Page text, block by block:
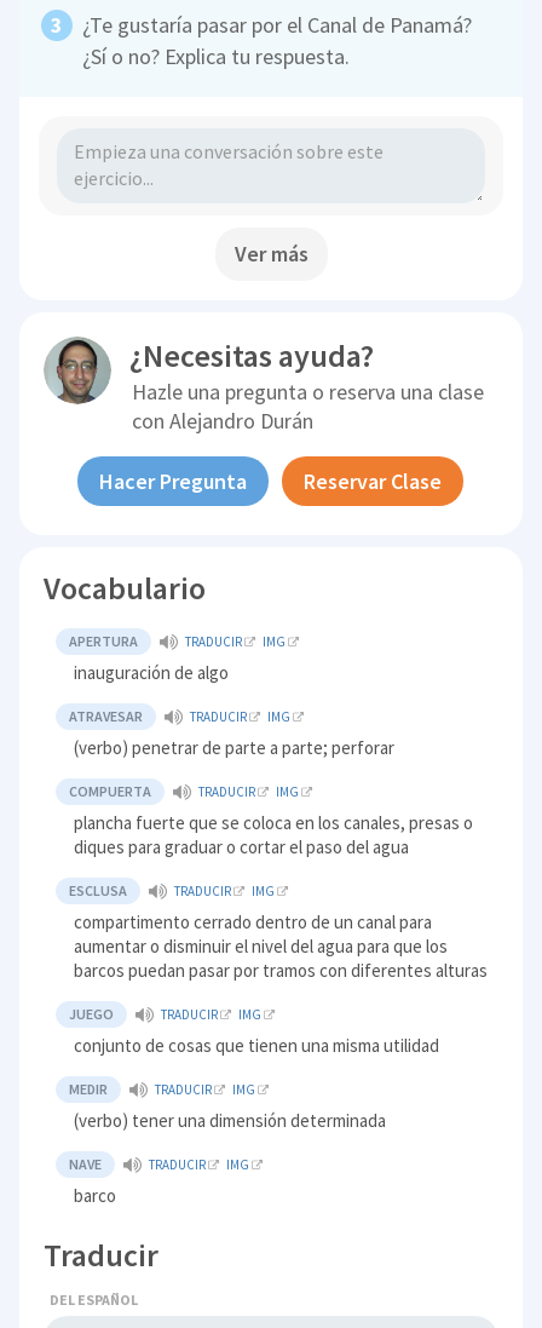
¿Te gustaría pasar por el Canal de Panamá?
¿Sí o no? Explica tu respuesta.
Ver más
¿Necesitas ayuda?
Hazle una pregunta o reserva una clase
conAlejandro Durán
Hacer Pregunta Reservar Clase
Vocabulario
APERTURA TRADUCIR IMG
inauguración de algo
ATRAVESAR TRADUCIR IMG
(verbo) penetrar de parte a parte; perforar
COMPUERTA TRADUCIR IMG
plancha fuerte que se coloca en los canales, presas o
diques para graduar o cortar el paso del agua
ESCLUSA TRADUCIR IMG
compartimento cerrado dentro de un canal para
aumentar o disminuir el nivel del agua para que los
barcos puedan pasar por tramos con diferentes alturas
JUEGO TRADUCIR IMG
conjunto de cosas que tienen una misma utilidad
MEDIR TRADUCIR IMG
(verbo) tener una dimensión determinada
NAVE TRADUCIR IMG
barco
Traducir
DEL ESPAÑOL